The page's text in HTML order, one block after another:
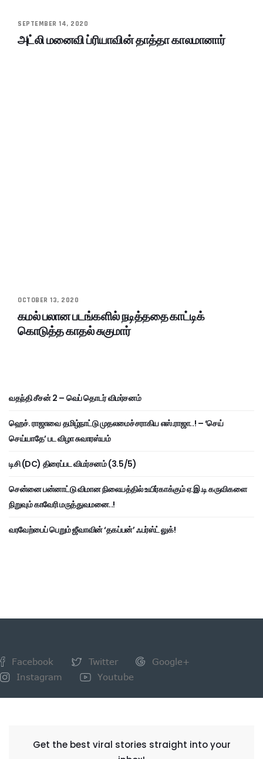
SEPTEMBER 14, 2020
அட்லி மனைவி ப்ரியாவின் தாத்தா காலமானார்
OCTOBER 13, 2020
கமல் பலான படங்களில் நடித்ததை காட்டிக்
கொடுத்த காதல் சுகுமார்
வதந்தி சீசன் 2 – வெப் தொடர் விமர்சனம்
ஹெச். ராஜாவை தமிழ்நாட்டு முதலமைச்சராகிய எஸ்.ராஜா..! – ‘செய்
செய்யாதே’ பட விழா சுவாரஸ்யம்
டிசி (DC) திரைப்பட விமர்சனம் (3.5/5)
சென்னை பன்னாட்டு விமான நிலையத்தில் உயிர்காக்கும் ஏ.இ.டி கருவிகளை
நிறுவும் காவேரி மருத்துவமனை..!
வரவேற்பைப் பெறும் ஜீவாவின் ‘தகப்பன்’ ஃபர்ஸ்ட் லுக்!
Facebook Twitter
Google+
Instagram
Youtube
Get the best viral stories straight into your